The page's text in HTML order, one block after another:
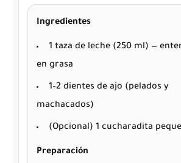
Ingredientes
1 taza de leche (250 ml) —
en grasa
1–2 dientes de ajo (pelados y
machacados)
(Opcional) 1 cucharadita
Preparación